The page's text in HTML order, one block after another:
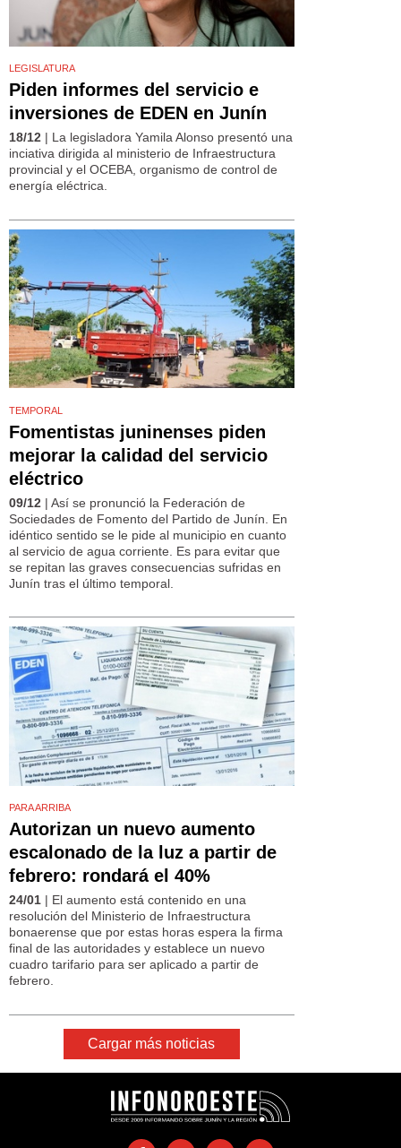
LEGISLATURA
Piden informes del servicio e
inversiones de EDEN en Junín
18/12 | La legisladora Yamila Alonso presentó una
inciativa dirigida al ministerio de Infraestructura
provincial y el OCEBA, organismo de control de
energía eléctrica.
TEMPORAL
Fomentistas juninenses piden
mejorar la calidad del servicio
eléctrico
09/12 | Así se pronunció la Federación de
Sociedades de Fomento del Partido de Junín. En
idéntico sentido se le pide al municipio en cuanto
al servicio de agua corriente. Es para evitar que
se repitan las graves consecuencias sufridas en
Junín tras el último temporal.
PARA ARRIBA
Autorizan un nuevo aumento
escalonado de la luz a partir de
febrero: rondará el 40%
24/01 | El aumento está contenido en una
resolución del Ministerio de Infraestructura
bonaerense que por estas horas espera la firma
final de las autoridades y establece un nuevo
cuadro tarifario para ser aplicado a partir de
febrero.
Cargar más noticias